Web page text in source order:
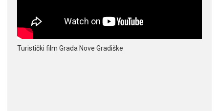
Turistički film Grada Nove Gradiške